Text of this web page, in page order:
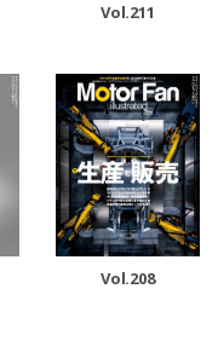
Vol.211
Vol.208